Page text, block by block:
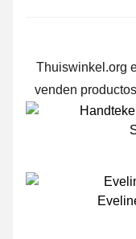
Thuiswinkel.org
venden